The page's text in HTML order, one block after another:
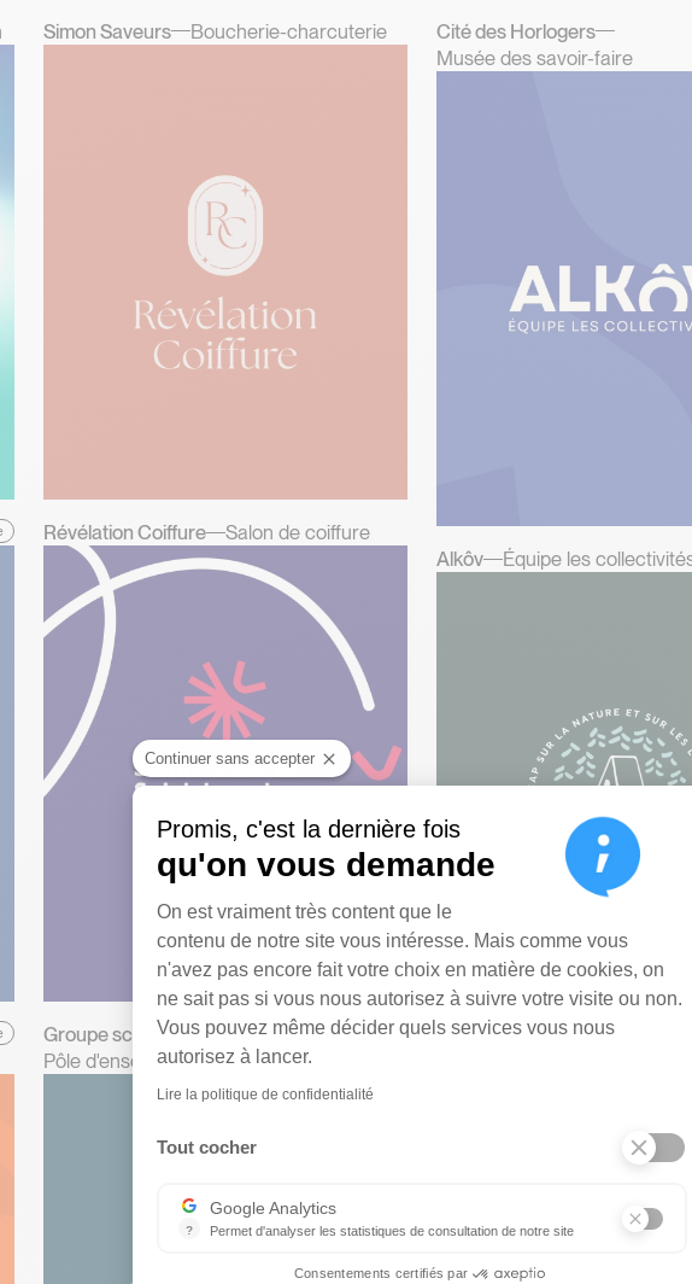
Simon Saveurs Boucherie-charcuterie
Révélation Coiffure Salon de coiffure
Groupe scolaire Saint Joseph
Pôle d'enseignements
Voir le site
Cité des Horlogers
Musée des savoir-faire
Alkôv Équipe les
Continuer sans accepter
Promis, c'est la dernière fois
qu'on vous demande
Plateforme de Gestion du
On est vraiment très content que le
contenu de notre site vous intéresse. Mais comme vous
n'avez pas encore fait votre choix en matière de cookies, on
ne sait pas si vous nous autorisez à suivre votre visite ou non.
Vous pouvez même décider quels services vous nous
autorisez à lancer.
Lire la politique de confidentialité
Tout cocher
?
Google Analytics
Permet d'analyser les statistiques de consultation de notre site
Consentements certifiés par